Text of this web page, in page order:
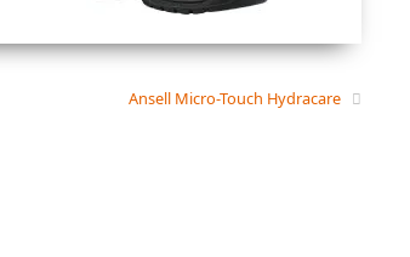
Ansell Micro-Touch Hydracare